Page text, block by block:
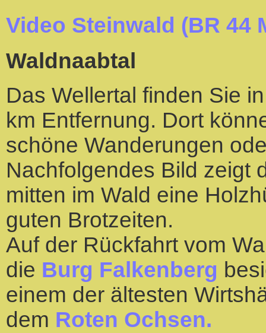
Video Steinwald (BR 44
Waldnaabtal
Das Wellertal finden Sie
km Entfernung. Dort
schöne Wanderungen
Nachfolgendes Bild zeigt
mitten im Wald eine
guten Brotzeiten.
Auf der Rückfahrt vom
die Burg Falkenberg
einem der ältesten
dem Roten Ochsen.